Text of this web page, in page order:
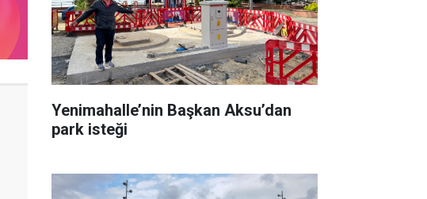
Yenimahalle’nin Başkan Aksu’dan
park isteği